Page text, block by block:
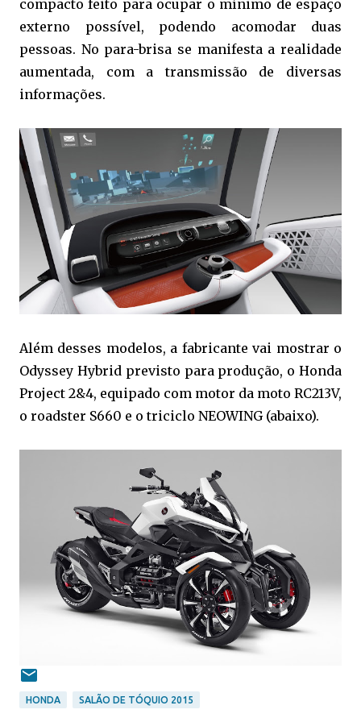
compacto feito para ocupar o mínimo de espaço
externo possível, podendo acomodar duas
pessoas. No para-brisa se manifesta a realidade
aumentada, com a transmissão de diversas
informações.
Além desses modelos, a fabricante vai mostrar o
Odyssey Hybrid previsto para produção, o Honda
Project 2&4, equipado com motor da moto RC213V,
o roadster S660 e o triciclo NEOWING (abaixo).
HONDA SALÃO DE TÓQUIO 2015